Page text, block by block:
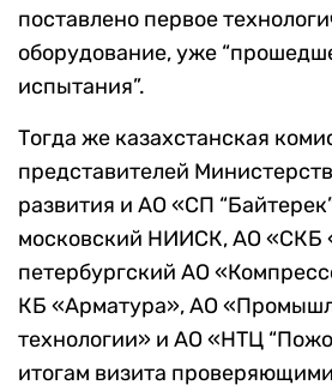
поставлено первое
оборудование, уже
испытания”.
Тогда же казахстанская
представителей
развития и АО «СП
московский НИИСК, АО «СКБ
петербургский АО
КБ «Арматура», АО
технологии» и АО «НТЦ
итогам визита